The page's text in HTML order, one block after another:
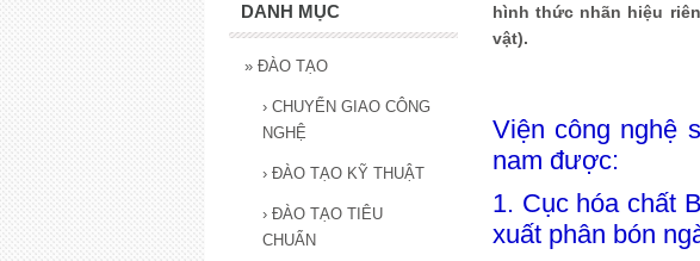
hình thức nhãn hiệu
vật).
Viện công nghệ
nam được:
1. Cục hóa chất
xuất phân bón
DANH MỤC
» ĐÀO TẠO
› CHUYỂN GIAO CÔNG
NGHỆ
› ĐÀO TẠO KỸ THUẬT
› ĐÀO TẠO TIÊU
CHUẨN